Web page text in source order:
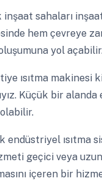
inşaat sahaları
hem çevreye
yol
ısıtma makinesi
Küçük bir alanda
endüstriyel ısıtma
geçici veya
içeren bir